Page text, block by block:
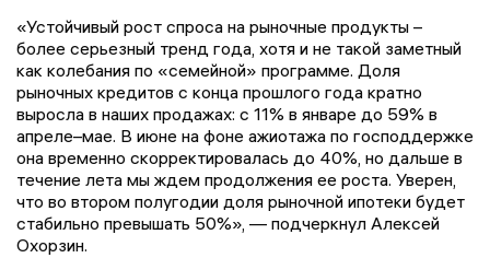
«Устойчивый рост спроса на рыночные продукты –
более серьезный тренд года, хотя и не такой заметный
как колебания по «семейной» программе. Доля
рыночных кредитов с конца прошлого года кратно
выросла в наших продажах: с 11% в январе до 59% в
апреле–мае. В июне на фоне ажиотажа по господдержке
она временно скорректировалась до 40%, но дальше в
течение лета мы ждем продолжения ее роста. Уверен,
что во втором полугодии доля рыночной ипотеки будет
стабильно превышать 50%», — подчеркнул Алексей
Охорзин.